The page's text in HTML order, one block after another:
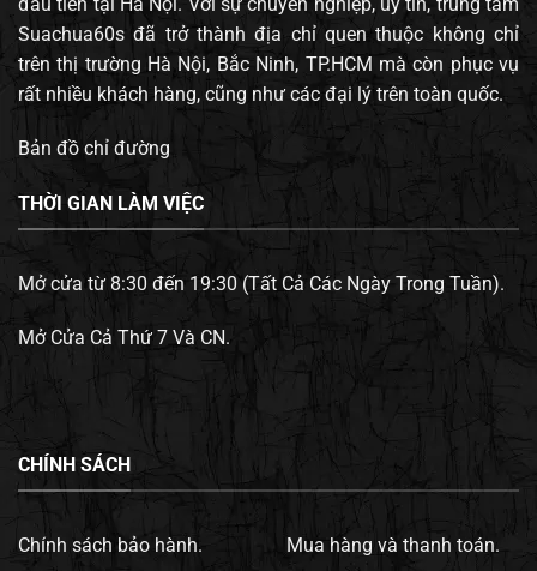
Suachua60s đã trở thành địa chỉ quen thuộc không chỉ
trên thị trường Hà Nội, Bắc Ninh, TP.HCM mà còn phục vụ
rất nhiều khách hàng, cũng như các đại lý trên toàn quốc.
Bản đồ chỉ đường
THỜI GIAN LÀM VIỆC
Mở cửa từ 8:30 đến 19:30 (Tất Cả Các Ngày Trong Tuần).
Mở Cửa Cả Thứ 7 Và CN.
CHÍNH SÁCH
Chính sách bảo hành. Mua hàng và thanh toán.